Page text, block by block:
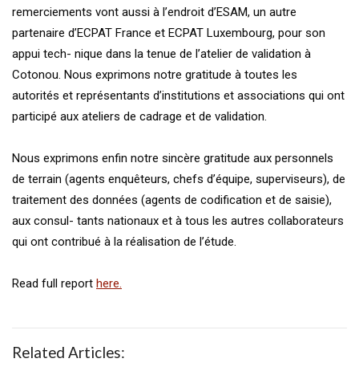
remerciements vont aussi à l’endroit d’ESAM, un autre
partenaire d’ECPAT France et ECPAT Luxembourg, pour son
appui tech- nique dans la tenue de l’atelier de validation à
Cotonou. Nous exprimons notre gratitude à toutes les
autorités et représentants d’institutions et associations qui ont
participé aux ateliers de cadrage et de validation.
Nous exprimons enfin notre sincère gratitude aux personnels
de terrain (agents enquêteurs, chefs d’équipe, superviseurs), de
traitement des données (agents de codification et de saisie),
aux consul- tants nationaux et à tous les autres collaborateurs
qui ont contribué à la réalisation de l’étude.
Read full report here.
Related Articles: